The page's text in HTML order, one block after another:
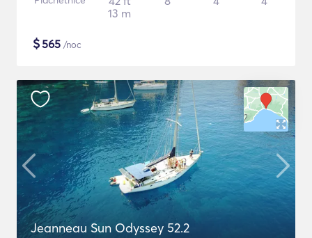
13 m
$565 /noc
Jeanneau Sun Odyssey 52.2